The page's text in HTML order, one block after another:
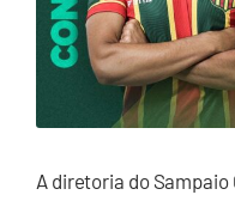
A diretoria do